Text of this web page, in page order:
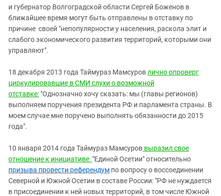
и губернатор Волгоградской области Сергей Боженов в
ближайшее время могут быть отправлены в отставку по
причине своей "непопулярности у населения, раскола элит и
слабого экономического развития территорий, которыми они
управляют".
18 декабря 2013 года Таймураз Мамсуровлично опроверг
циркулировавшие в СМИ слухи о возможной
отставке: "Однозначно хочу сказать: мы (главы регионов)
выполняем поручения президента РФ и парламента страны. В
моем случае мне поручено выполнять обязанности до 2015
года".
10 января 2014 года Таймураз Мамсуров выразил свое
отношение к инициативе "Единой Осетии" относительно
призыва провести референдум по вопросу о воссоединении
Северной и Южной Осетии в составе России: "РФ не нуждается
в присоединении к ней новых территорий, в том числе Южной